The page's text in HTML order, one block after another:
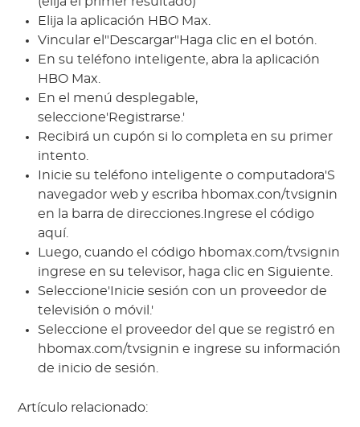
Elija la aplicación HBO Max.
Vincular el"Descargar"Haga clic en el botón.
En su teléfono inteligente, abra la aplicación
HBO Max.
En el menú desplegable,
seleccione'Registrarse.'
Recibirá un cupón si lo completa en su primer
intento.
Inicie su teléfono inteligente o computadora'S
navegador web y escriba hbomax.con/tvsignin
en la barra de direcciones.Ingrese el código
aquí.
Luego, cuando el código hbomax.com/tvsignin
ingrese en su televisor, haga clic en Siguiente.
Seleccione'Inicie sesión con un proveedor de
televisión o móvil.'
Seleccione el proveedor del que se registró en
hbomax.com/tvsignin e ingrese su información
de inicio de sesión.
Artículo relacionado: